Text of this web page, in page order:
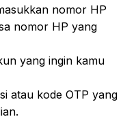
nomor HP
nomor HP yang
yang ingin kamu
atau kode OTP yang